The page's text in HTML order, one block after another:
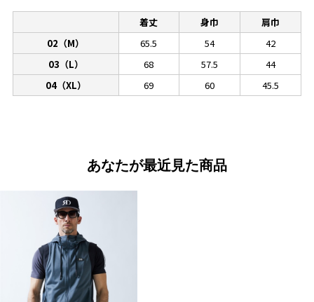
着丈 身巾
肩巾
02（M）
65.5 54
42
03（L）
68 57.5
44
04（XL）
69 60 45.5
あなたが最近見た商品